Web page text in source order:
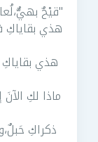
"قيْحٌ
هذي بقاياكِ
هذي
ماذا لكِ
ذكراكِ